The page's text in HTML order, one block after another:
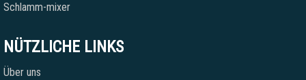
Schlamm-mixer
NÜTZLICHE LINKS
Über uns